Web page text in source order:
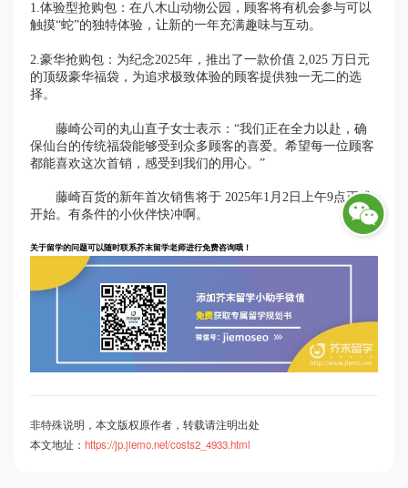
1.体验型抢购包：在八木山动物公园，顾客将有机会参与可以
触摸“蛇”的独特体验，让新的一年充满趣味与互动。
2.豪华抢购包：为纪念2025年，推出了一款价值 2,025 万日元
的顶级豪华福袋，为追求极致体验的顾客提供独一无二的选
择。
藤崎公司的丸山直子女士表示：“我们正在全力以赴，确
保仙台的传统福袋能够受到众多顾客的喜爱。希望每一位顾客
都能喜欢这次首销，感受到我们的用心。”
藤崎百货的新年首次销售将于 2025年1月2日上午9点正式
开始。有条件的小伙伴快冲啊。
关于留学的问题可以随时联系芥末留学老师进行免费咨询哦！
非特殊说明，本文版权原作者，转载请注明出处
本文地址： https://jp.jiemo.net/costs2_4933.html